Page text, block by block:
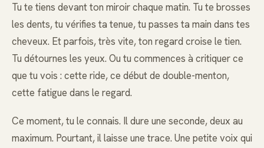
Tu te tiens devant ton miroir chaque matin. Tu te brosses
les dents, tu vérifies ta tenue, tu passes ta main dans tes
cheveux. Et parfois, très vite, ton regard croise le tien.
Tu détournes les yeux. Ou tu commences à critiquer ce
que tu vois : cette ride, ce début de double-menton,
cette fatigue dans le regard.
Ce moment, tu le connais. Il dure une seconde, deux au
maximum. Pourtant, il laisse une trace. Une petite voix qui